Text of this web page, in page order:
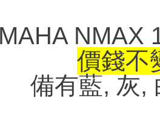
價錢不
備有藍, 灰,